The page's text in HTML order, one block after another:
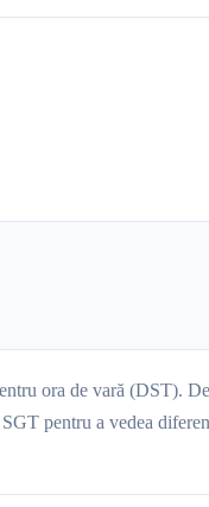
ora de vară (DST).
pentru a vedea